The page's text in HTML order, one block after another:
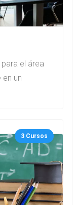
el área
un
3 Cursos